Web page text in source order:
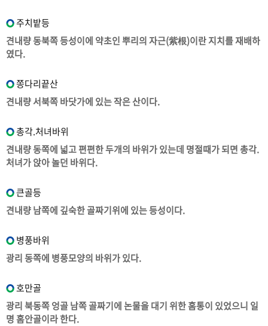
주치밭등
견내량 동북쪽 등성이에 약초인 뿌리의 자근(紫根)이란 지치를 재배하
였다.
쫑다리끝산
견내량 서북쪽 바닷가에 있는 작은 산이다.
총각.처녀바위
견내량 동쪽에 넓고 편편한 두개의 바위가 있는데 명절때가 되면 총각.
처녀가 앉아 놀던 바위다.
큰골등
견내량 남쪽에 깊숙한 골짜기위에 있는 등성이다.
병풍바위
광리 동쪽에 병풍모양의 바위가 있다.
호만골
광리 북동쪽 엉골 남쪽 골짜기에 논물을 대기 위한 홈통이 있었으니 일
명 홈안골이라 한다.